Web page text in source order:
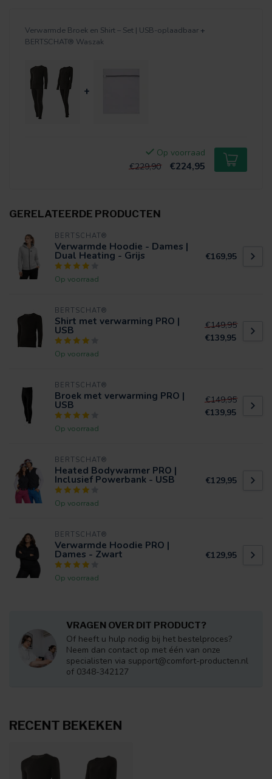
Verwarmde Broek en Shirt – Set | USB-oplaadbaar +
BERTSCHAT® Waszak
+
Op voorraad
€229,90
€224,95
GERELATEERDE PRODUCTEN
BERTSCHAT®
Verwarmde Hoodie - Dames |
Dual Heating - Grijs
Op voorraad
€169,95
BERTSCHAT®
Shirt met verwarming PRO |
USB
Op voorraad
€149,95
€139,95
BERTSCHAT®
Broek met verwarming PRO |
USB
Op voorraad
€149,95
€139,95
BERTSCHAT®
Heated Bodywarmer PRO |
Inclusief Powerbank - USB
Op voorraad
€129,95
BERTSCHAT®
Verwarmde Hoodie PRO |
Dames - Zwart
Op voorraad
€129,95
VRAGEN OVER DIT PRODUCT?
Of heeft u hulp nodig bij het bestelproces?
Neem dan contact op met één van onze
specialisten via support@comfort-producten.nl
of 0348-342127
RECENT BEKEKEN